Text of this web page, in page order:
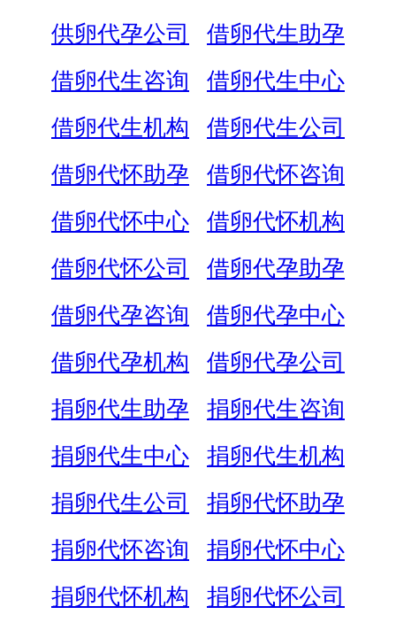
供卵代孕公司
借卵代生助孕
借卵代生咨询
借卵代生中心
借卵代生机构
借卵代生公司
借卵代怀助孕
借卵代怀咨询
借卵代怀中心
借卵代怀机构
借卵代怀公司
借卵代孕助孕
借卵代孕咨询
借卵代孕中心
借卵代孕机构
借卵代孕公司
捐卵代生助孕
捐卵代生咨询
捐卵代生中心
捐卵代生机构
捐卵代生公司
捐卵代怀助孕
捐卵代怀咨询
捐卵代怀中心
捐卵代怀机构
捐卵代怀公司